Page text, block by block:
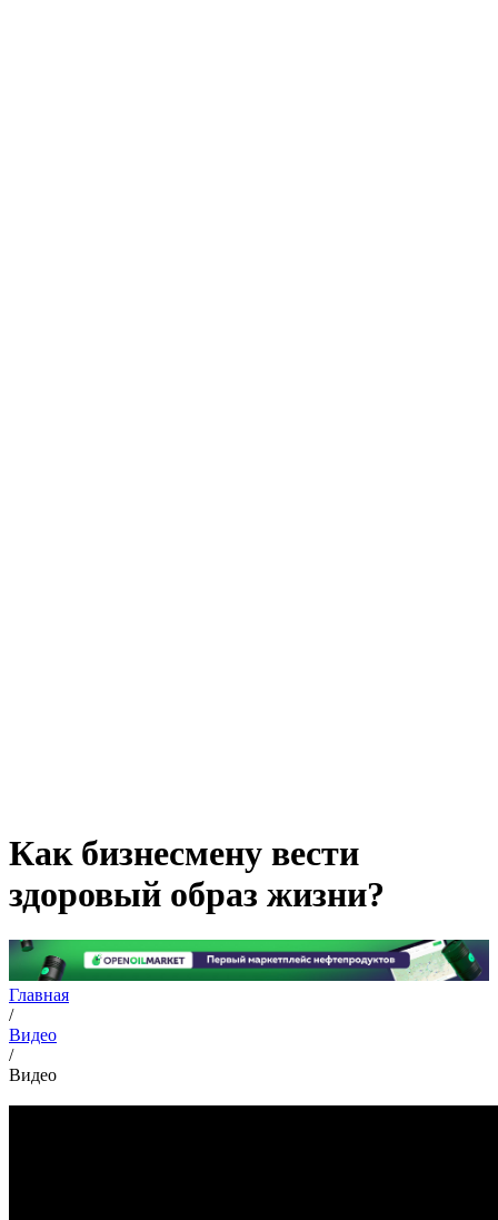
Как бизнесмену вести
здоровый образ жизни?
Главная
/
Видео
/
Видео